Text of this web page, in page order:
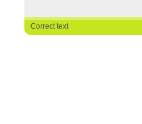
Correct text